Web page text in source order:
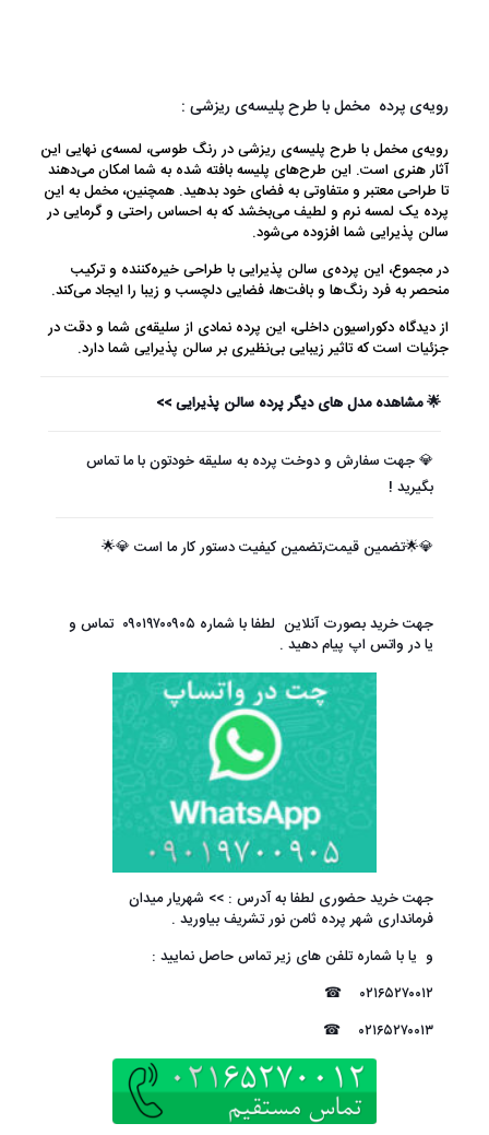
رویه‌ی پرده مخمل با طرح پلیسه‌ی ریزشی :
رویه‌ی مخمل با طرح پلیسه‌ی ریزشی در رنگ طوسی، لمسه‌ی نهایی این
آثار هنری است. این طرح‌های پلیسه بافته شده به شما امکان می‌دهند
تا طراحی معتبر و متفاوتی به فضای خود بدهید. همچنین، مخمل به این
پرده یک لمسه نرم و لطیف می‌بخشد که به احساس راحتی و گرمایی در
سالن پذیرایی شما افزوده می‌شود.
در مجموع، این پرده‌ی سالن پذیرایی با طراحی خیره‌کننده و ترکیب
منحصر به فرد رنگ‌ها و بافت‌ها، فضایی دلچسب و زیبا را ایجاد می‌کند.
از دیدگاه دکوراسیون داخلی، این پرده نمادی از سلیقه‌ی شما و دقت در
جزئیات است که تاثیر زیبایی بی‌نظیری بر سالن پذیرایی شما دارد.
🌟 مشاهده مدل های دیگر پرده سالن پذیرایی >>
💎 جهت سفارش و دوخت پرده به سلیقه خودتون با ما تماس
بگیرید !
💎🌟تضمین قیمت,تضمین کیفیت دستور کار ما است 💎🌟
جهت خرید بصورت آنلاین لطفا با شماره ۰۹۰۱۹۷۰۰۹۰۵ تماس و
یا در واتس اپ پیام دهید .
جهت خرید حضوری لطفا به آدرس : >> شهریار میدان
فرمانداری شهر پرده ثامن نور تشریف بیاورید .
و یا با شماره تلفن های زیر تماس حاصل نمایید :
۰۲۱۶۵۲۷۰۰۱۲ ☎
۰۲۱۶۵۲۷۰۰۱۳ ☎